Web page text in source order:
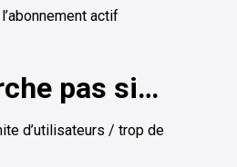
actif
pas si…
d’utilisateurs / trop de